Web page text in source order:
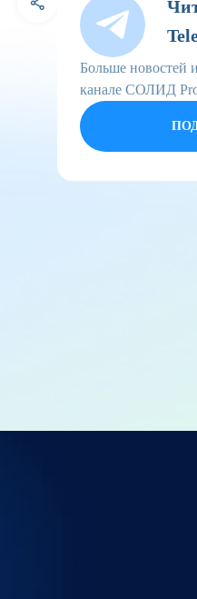
Больше новостей
канале СОЛИД